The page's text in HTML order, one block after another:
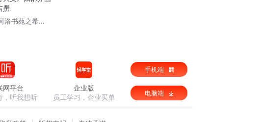
撰
洛书苑之希望祠
网平台
，听我想听
企业版
员工学习，企业买单
手机端
电脑端